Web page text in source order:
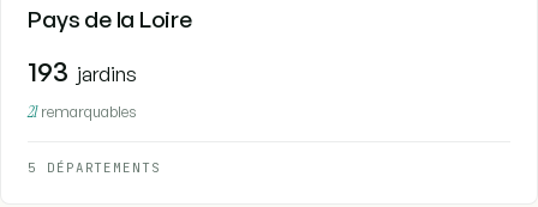
Pays de la Loire
193 jardins
21remarquables
5 DÉPARTEMENTS